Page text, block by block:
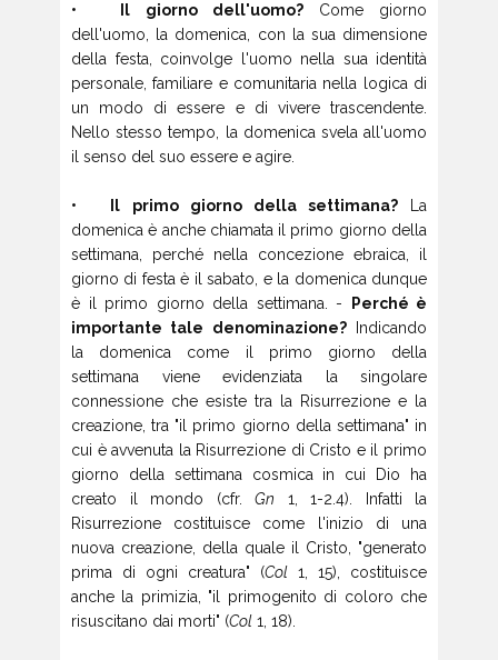
• Il giorno dell'uomo?Come giorno
dell'uomo, la domenica, con la sua dimensione
della festa, coinvolge l'uomo nella sua identità
personale, familiare e comunitaria nella logica di
un modo di essere e di vivere trascendente.
Nello stesso tempo, la domenica svela all'uomo
il senso del suo essere e agire.
• Il primo giorno della settimana?La
domenica è anche chiamata il primo giorno della
settimana, perché nella concezione ebraica, il
giorno di festa è il sabato, e la domenica dunque
è il primo giorno della settimana. -
Perché è
importante tale denominazione?Indicando
la domenica come il primo giorno della
settimana viene evidenziata la singolare
connessione che esiste tra la Risurrezione e la
creazione, tra "il primo giorno della settimana" in
cui è avvenuta la Risurrezione di Cristo e il primo
giorno della settimana cosmica in cui Dio ha
creato il mondo (cfr. Gn 1, 1-2.4). Infatti la
Risurrezione costituisce come l'inizio di una
nuova creazione, della quale il Cristo, "generato
prima di ogni creatura" (Col 1, 15), costituisce
anche la primizia, "il primogenito di coloro che
risuscitano dai morti" (Col 1, 18).